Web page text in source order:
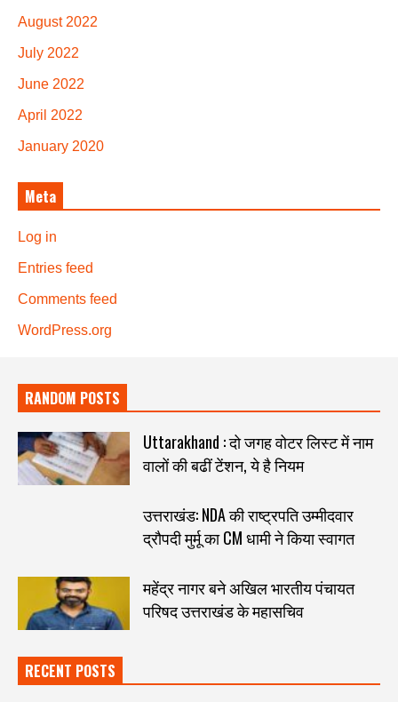
August 2022
July 2022
June 2022
April 2022
January 2020
Meta
Log in
Entries feed
Comments feed
WordPress.org
RANDOM POSTS
Uttarakhand : दो जगह वोटर लिस्ट में नाम
वालों की बढीं टेंशन, ये है नियम
उत्तराखंड: NDA की राष्ट्रपति उम्मीदवार
द्रौपदी मुर्मू का CM धामी ने किया स्वागत
महेंद्र नागर बने अखिल भारतीय पंचायत
परिषद उत्तराखंड के महासचिव
RECENT POSTS